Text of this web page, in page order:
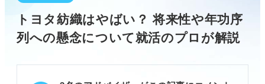
トヨタ紡織はやばい？ 将来性や年功序
列への懸念について就活のプロが解説